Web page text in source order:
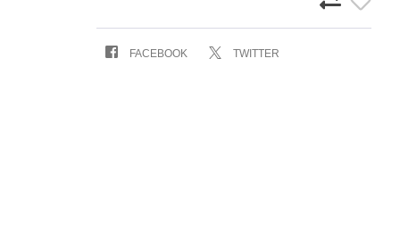
FACEBOOK TWITTER